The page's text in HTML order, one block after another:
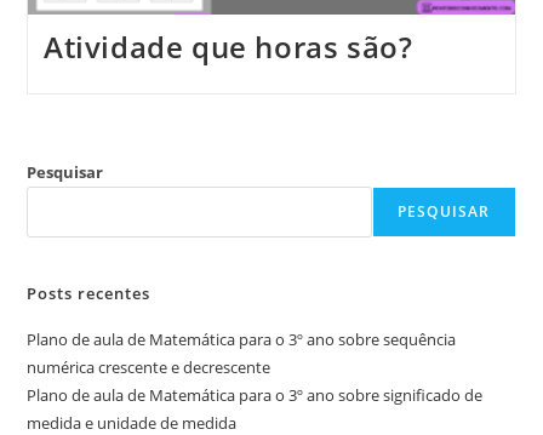
Atividade que horas são?
Pesquisar
PESQUISAR
Posts recentes
Plano de aula de Matemática para o 3º ano sobre sequência
numérica crescente e decrescente
Plano de aula de Matemática para o 3º ano sobre significado de
medida e unidade de medida